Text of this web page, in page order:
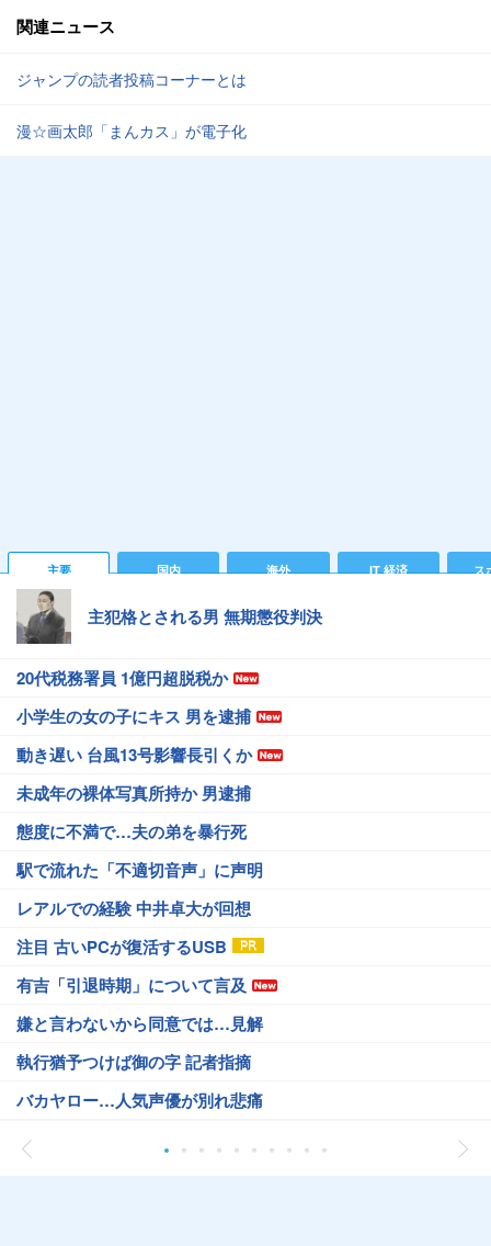
関連ニュース
ジャンプの読者投稿コーナーとは
漫☆画太郎「まんカス」が電子化
主要 国内 海外 IT 経済 ス
主犯格とされる男 無期懲役判決
20代税務署員 1億円超脱税か
小学生の女の子にキス 男を逮捕
動き遅い 台風13号影響長引くか
未成年の裸体写真所持か 男逮捕
態度に不満で…夫の弟を暴行死
駅で流れた「不適切音声」に声明
レアルでの経験 中井卓大が回想
注目 古いPCが復活するUSB
有吉「引退時期」について言及
嫌と言わないから同意では…見解
執行猶予つけば御の字 記者指摘
バカヤロー…人気声優が別れ悲痛